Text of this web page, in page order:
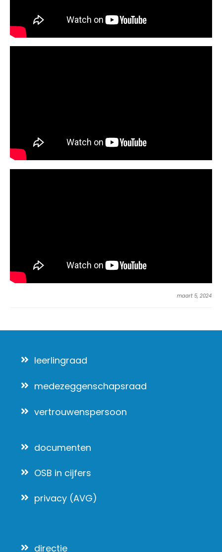
maart 5, 2024
leerlingraad
medezeggenschapsraad
vertrouwenspersoon
documenten
OSB in cijfers
privacy (AVG)
directie